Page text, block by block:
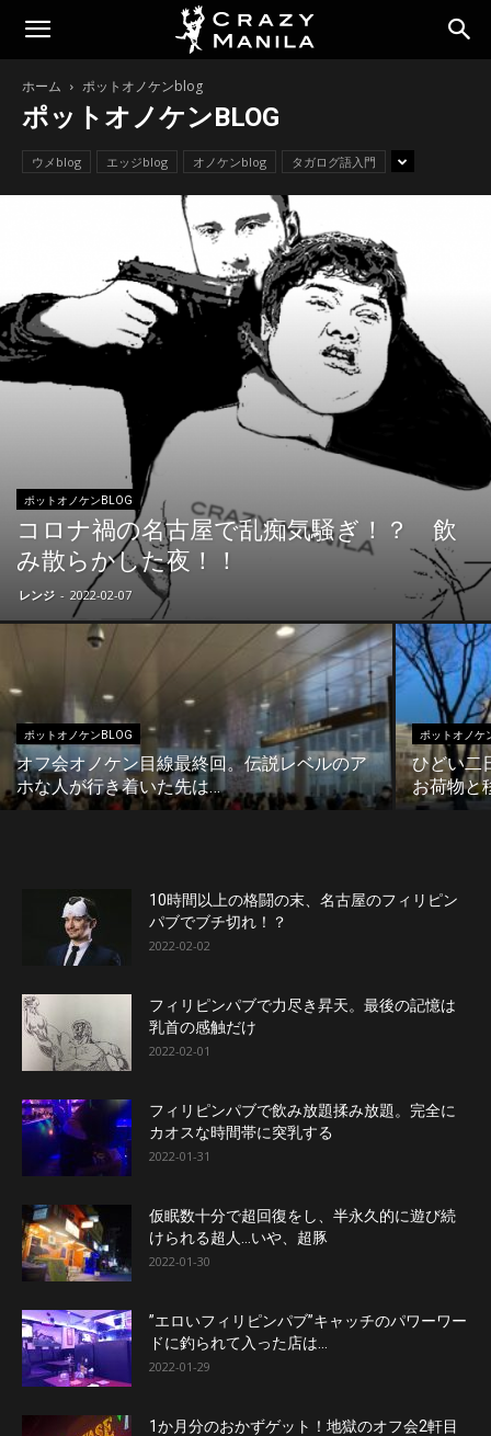
ホーム ポットオノケンblog
ポットオノケンBLOG
ウメblog エッジblog オノケンblog タガログ語入門
ポットオノケンBLOG
コロナ禍の名古屋で乱痴気騒ぎ！？ 飲
み散らかした夜！！
レンジ - 2022-02-07
ポットオノケンBLOG
オフ会オノケン目線最終回。伝説レベルのア
ホな人が行き着いた先は…
ポットオノケ
ひどい二
お荷物と
10時間以上の格闘の末、名古屋のフィリピン
パブでブチ切れ！？
2022-02-02
フィリピンパブで力尽き昇天。最後の記憶は
乳首の感触だけ
2022-02-01
フィリピンパブで飲み放題揉み放題。完全に
カオスな時間帯に突乳する
2022-01-31
仮眠数十分で超回復をし、半永久的に遊び続
けられる超人…いや、超豚
2022-01-30
”エロいフィリピンパブ”キャッチのパワーワー
ドに釣られて入った店は…
2022-01-29
1か月分のおかずゲット！地獄のオフ会2軒目